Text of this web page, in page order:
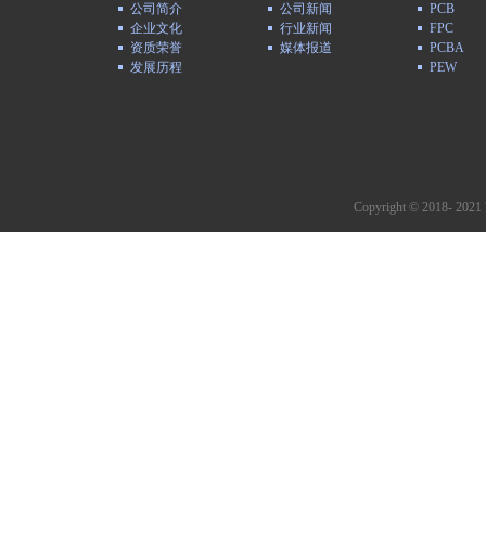
公司简介
企业文化
资质荣誉
发展历程
公司新闻
行业新闻
媒体报道
PCB
FPC
PCBA
PEW
Copyright © 2018-